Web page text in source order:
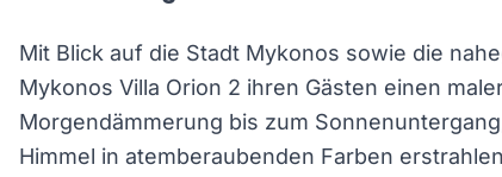
Mit Blick auf die Stadt Mykonos sowie die
Mykonos Villa Orion 2 ihren Gästen einen
Morgendämmerung bis zum
Himmel in atemberaubenden Farben